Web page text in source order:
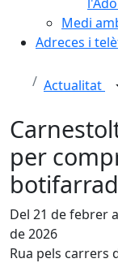
Medi
Adreces i
Actualitat
per
Del 21 de febrer
de 2026
Rua pels carrers